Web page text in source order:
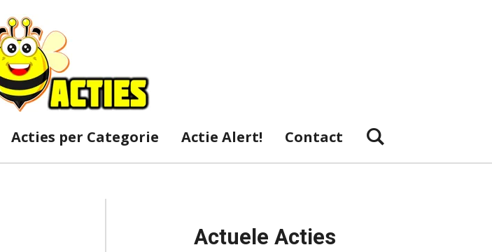
Acties per Categorie Actie Alert! Contact
Actuele Acties